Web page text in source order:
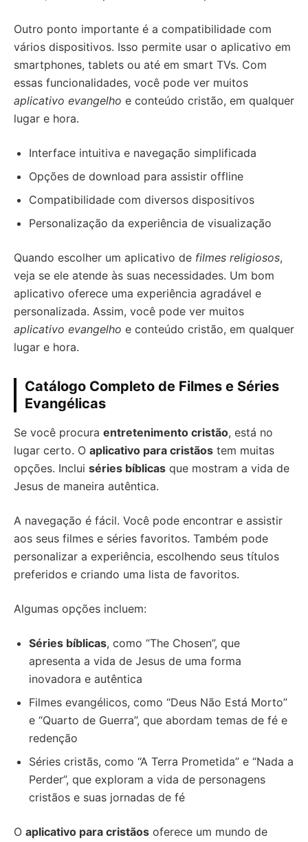
Outro ponto importante é a compatibilidade com
vários dispositivos. Isso permite usar o aplicativo em
smartphones, tablets ou até em smart TVs. Com
essas funcionalidades, você pode ver muitos
aplicativo evangelho e conteúdo cristão, em qualquer
lugar e hora.
Interface intuitiva e navegação simplificada
Opções de download para assistir offline
Compatibilidade com diversos dispositivos
Personalização da experiência de visualização
Quando escolher um aplicativo de filmes religiosos,
veja se ele atende às suas necessidades. Um bom
aplicativo oferece uma experiência agradável e
personalizada. Assim, você pode ver muitos
aplicativo evangelho e conteúdo cristão, em qualquer
lugar e hora.
Catálogo Completo de Filmes e Séries
Evangélicas
Se você procura entretenimento cristão, está no
lugar certo. O aplicativo para cristãos tem muitas
opções. Inclui séries bíblicas que mostram a vida de
Jesus de maneira autêntica.
A navegação é fácil. Você pode encontrar e assistir
aos seus filmes e séries favoritos. Também pode
personalizar a experiência, escolhendo seus títulos
preferidos e criando uma lista de favoritos.
Algumas opções incluem:
Séries bíblicas, como “The Chosen”, que
apresenta a vida de Jesus de uma forma
inovadora e autêntica
Filmes evangélicos, como “Deus Não Está Morto”
e “Quarto de Guerra”, que abordam temas de fé e
redenção
Séries cristãs, como “A Terra Prometida” e “Nada a
Perder”, que exploram a vida de personagens
cristãos e suas jornadas de fé
O aplicativo para cristãos oferece um mundo de